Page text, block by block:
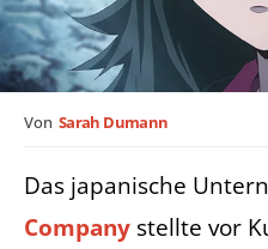
Von Sarah Dumann
Das japanische
Company stellte vor